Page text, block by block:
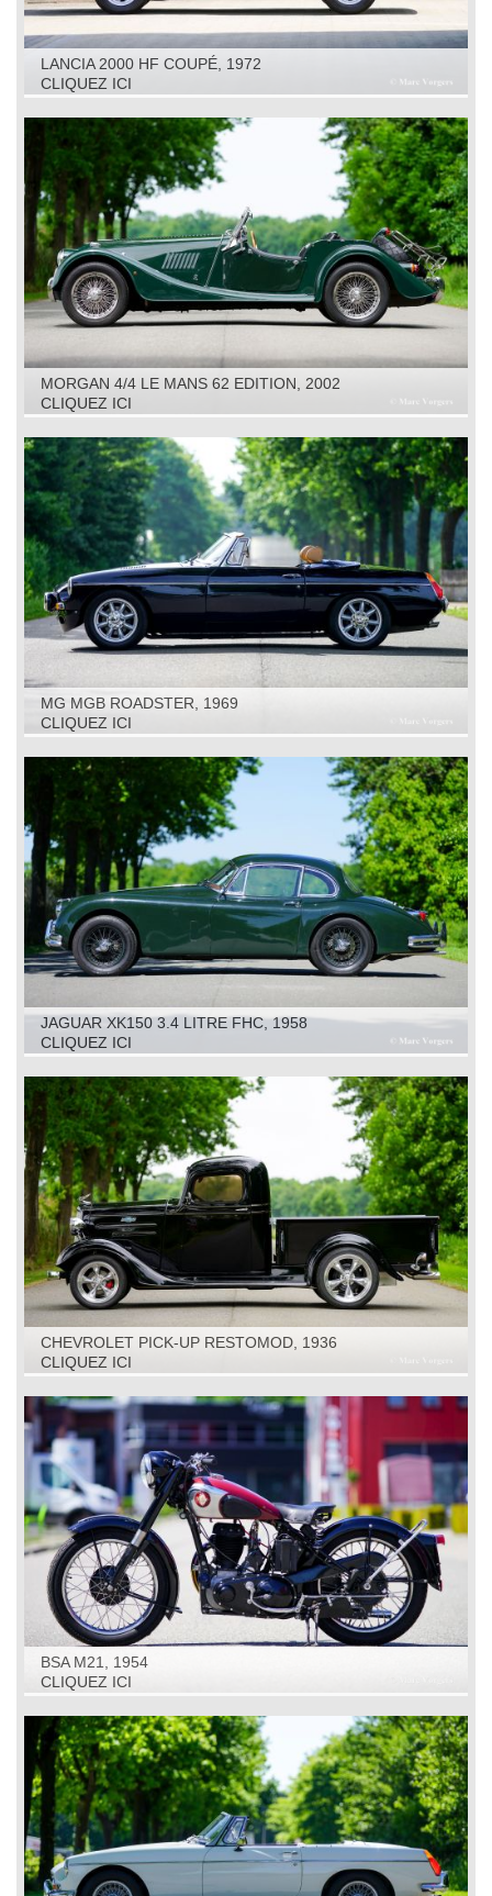
LANCIA 2000 HF COUPÉ, 1972
CLIQUEZ ICI
MORGAN 4/4 LE MANS 62 EDITION, 2002
CLIQUEZ ICI
MG MGB ROADSTER, 1969
CLIQUEZ ICI
JAGUAR XK150 3.4 LITRE FHC, 1958
CLIQUEZ ICI
CHEVROLET PICK-UP RESTOMOD, 1936
CLIQUEZ ICI
BSA M21, 1954
CLIQUEZ ICI